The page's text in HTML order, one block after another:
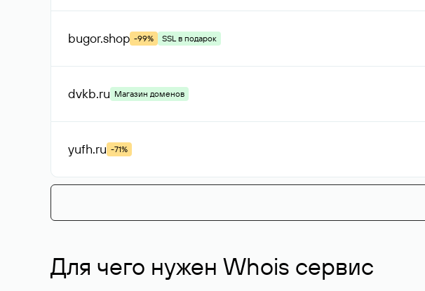
bugor.shop -99% SSL в подарок
dvkb.ru Магазин доменов
yufh.ru -71%
Для чего нужен Whois сервис